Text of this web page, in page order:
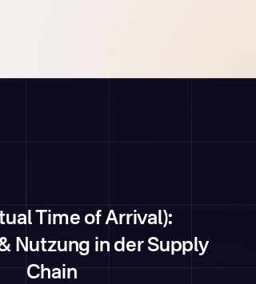
Time of Arrival):
Nutzung in der Supply
Chain